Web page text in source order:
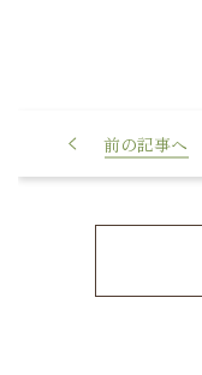
す！！